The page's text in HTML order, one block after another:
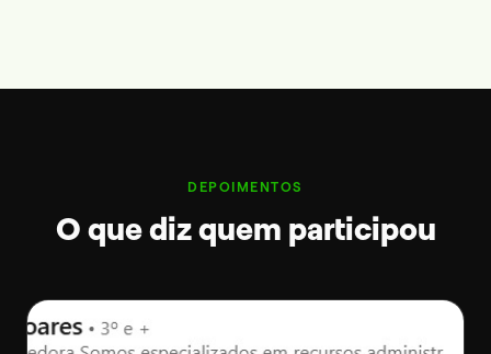
DEPOIMENTOS
O que diz quem participou